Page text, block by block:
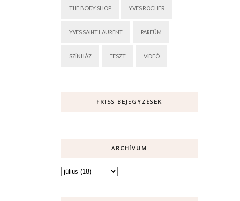
THE BODY SHOP YVES ROCHER
YVES SAINT LAURENT PARFÜM
SZÍNHÁZ TESZT VIDEÓ
FRISS BEJEGYZÉSEK
ARCHÍVUM